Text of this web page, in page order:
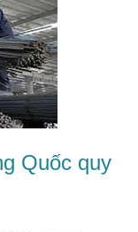
Quốc quy